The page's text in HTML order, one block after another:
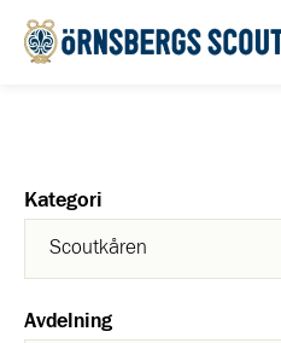
Kategori
Avdelning